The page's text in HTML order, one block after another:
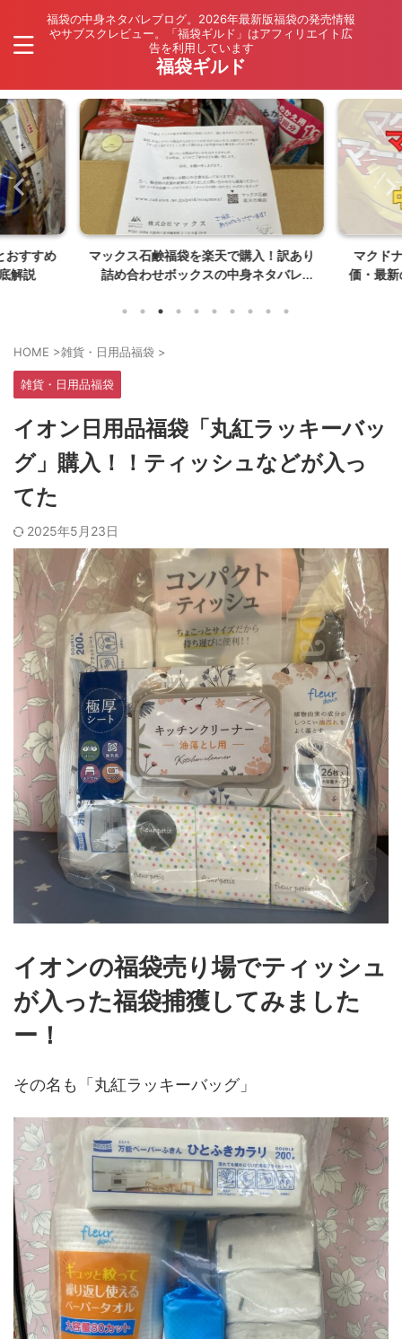
福袋の中身ネタバレブログ。2026年最新版福袋の発売情報
やサブスクレビュー。「福袋ギルド」はアフィリエイト広
告を利用しています
福袋ギルド
おすすめ
解説
マックス石鹸福袋を楽天で購入！訳あり
詰め合わせボックスの中身ネタバレ
マクド
価・最
HOME >雑貨・日用品福袋 >
雑貨・日用品福袋
イオン日用品福袋「丸紅ラッキーバッ
グ」購入！！ティッシュなどが入っ
てた
2025年5月23日
イオンの福袋売り場でティッシュ
が入った福袋捕獲してみました
ー！
その名も「丸紅ラッキーバッグ」